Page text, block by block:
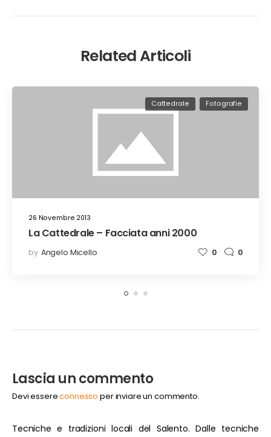
Related Articoli
26 Novembre 2013
Cattedrale Fotografie
La Cattedrale – Facciata anni 2000
by Angelo Micello 0 0
Lascia un commento
Devi essereconnesso per inviare un commento.
Tecniche e tradizioni locali del Salento. Dalle tecniche